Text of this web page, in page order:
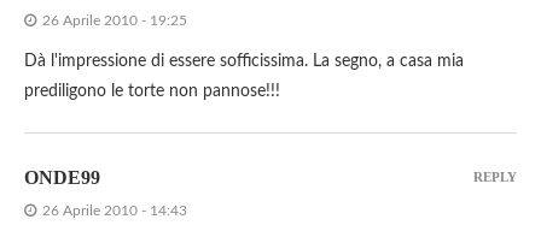
26 Aprile 2010 - 19:25
Dà l'impressione di essere sofficissima. La segno, a casa mia
prediligono le torte non pannose!!!
ONDE99
26 Aprile 2010 - 14:43
REPLY